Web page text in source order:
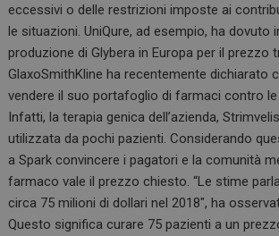
eccessivi o delle restrizioni imposte ai
le situazioni. UniQure, ad esempio, ha dovuto
produzione di Glybera in Europa per il prezzo
GlaxoSmithKline ha recentemente dichiarato
vendere il suo portafoglio di farmaci contro le
Infatti, la terapia genica dell’azienda,
utilizzata da pochi pazienti. Considerando
a Spark convincere i pagatori e la comunità
farmaco vale il prezzo chiesto. “Le stime
circa 75 milioni di dollari nel 2018″, ha
Questo significa curare 75 pazienti a un